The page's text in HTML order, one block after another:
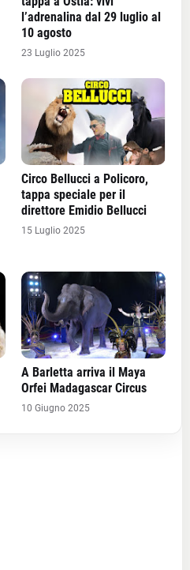
l’adrenalina dal 29 luglio al
10 agosto
23 Luglio 2025
Circo Bellucci a Policoro,
tappa speciale per il
direttore Emidio Bellucci
15 Luglio 2025
A Barletta arriva il Maya
Orfei Madagascar Circus
10 Giugno 2025